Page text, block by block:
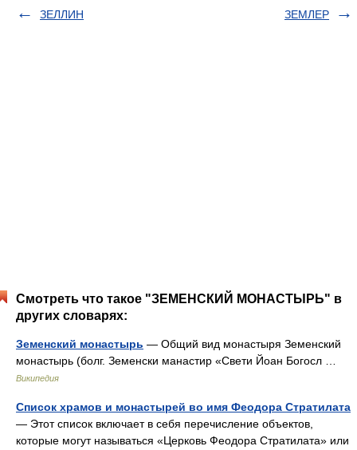
ЗЕЛЛИН
ЗЕМЛЕР
Смотреть что такое "ЗЕМЕНСКИЙ МОНАСТЫРЬ" в
других словарях:
Земенский монастырь — Общий вид монастыря Земенский
монастырь (болг. Земенски манастир «Свети Йоан Богосл …
Википедия
Список храмов и монастырей во имя Феодора Стратилата
— Этот список включает в себя перечисление объектов,
которые могут называться «Церковь Феодора Стратилата» или